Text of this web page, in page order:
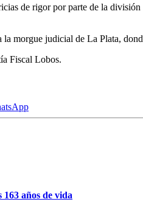
de rigor por parte de la
morgue judicial de La Plata,
Fiscal Lobos.
163 años de vida